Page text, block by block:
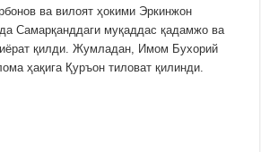
ва вилоят ҳокими Эркинжон
Самарқанддаги муқаддас қадамжо ва
қилди. Жумладан, Имом Бухорий
ҳақига Қуръон тиловат қилинди.